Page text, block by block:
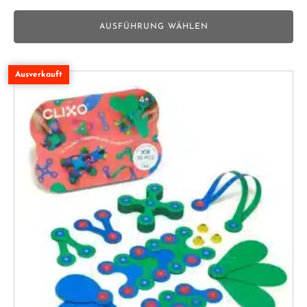
AUSFÜHRUNG WÄHLEN